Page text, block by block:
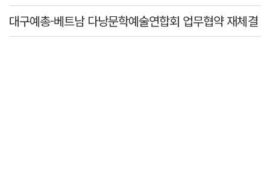
대구예총-베트남 다낭문학예술연합회 업무협약 재체결